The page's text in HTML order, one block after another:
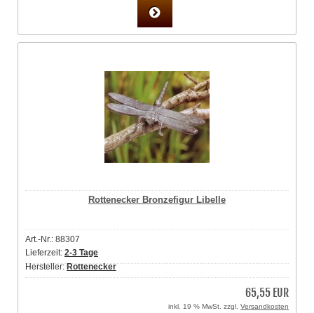
Rottenecker Bronzefigur Libelle
Art.-Nr.: 88307
Lieferzeit: 2-3 Tage
Hersteller:Rottenecker
65,55 EUR
inkl. 19 % MwSt. zzgl. Versandkosten